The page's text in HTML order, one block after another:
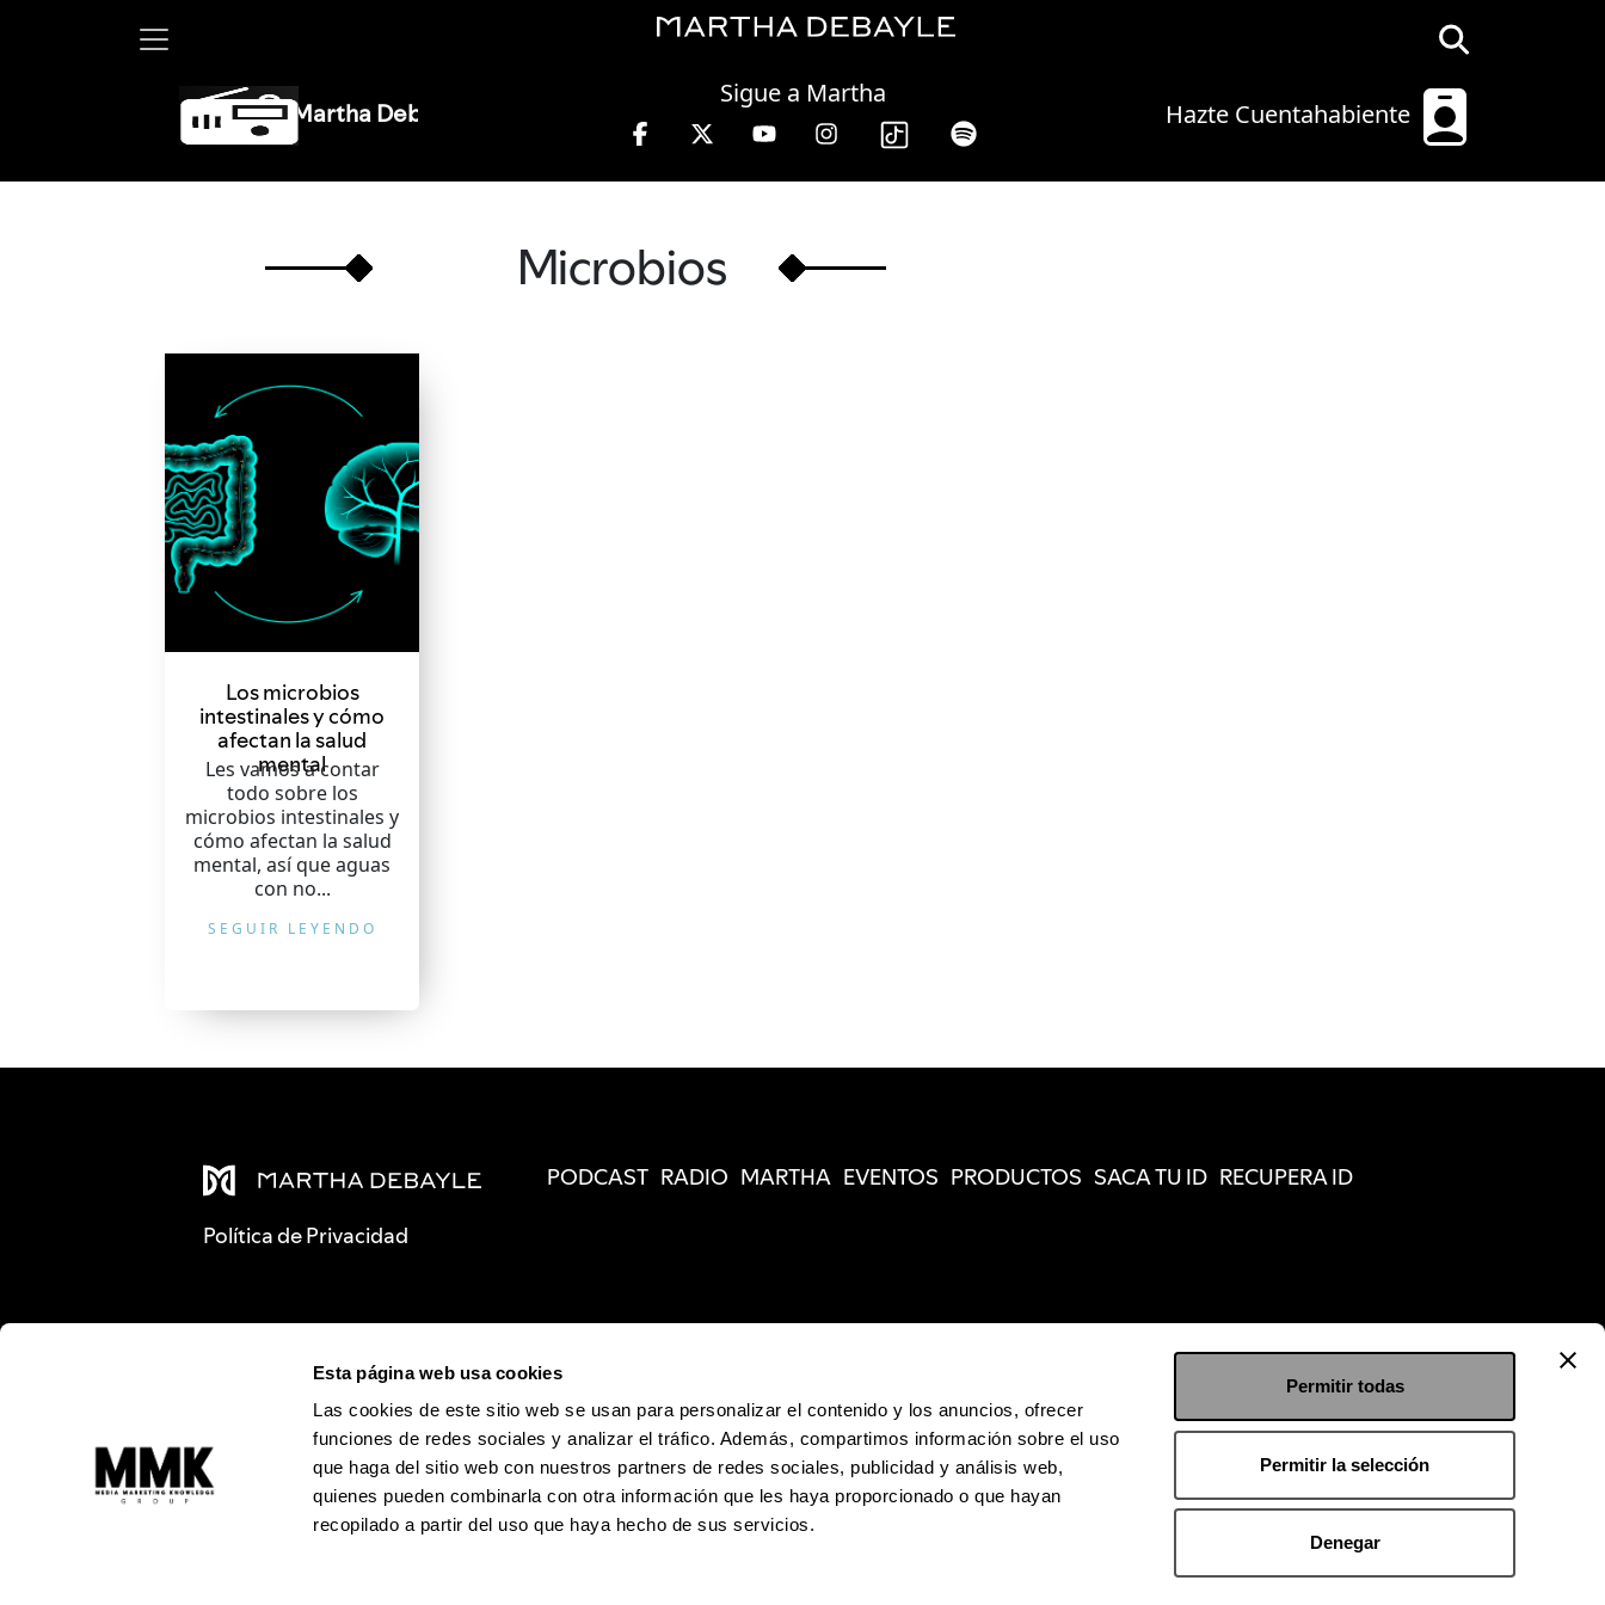
Esta página web usa cookies
Las cookies de este sitio web se usan para personalizar el contenido y los anuncios, ofrecer
funciones de redes sociales y analizar el tráfico. Además, compartimos información sobre el uso
que haga del sitio web con nuestros partners de redes sociales, publicidad y análisis web,
quienes pueden combinarla con otra información que les haya proporcionado o que hayan
recopilado a partir del uso que haya hecho de sus servicios.
Permitir todas
Permitir la selección
Denegar
Hazte Cuentahabiente
Sigue a Martha
Martha Debayle en W, lunes a viernes de 10 a 13 hrs.
Microbios
Los microbios
intestinales y cómo
afectan la salud
mental
Les vamos a contar
todo sobre los
microbios intestinales y
cómo afectan la salud
mental, así que aguas
con no...
SEGUIR LEYENDO
Política de Privacidad
PODCAST RADIO MARTHA EVENTOS PRODUCTOS SACA TU ID RECUPERA ID